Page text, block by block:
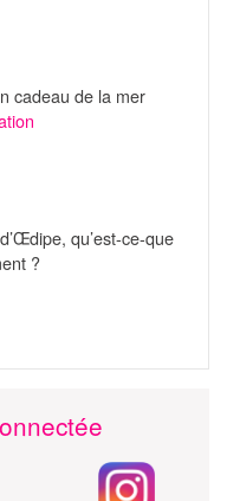
cadeau de la mer
qu’est-ce-que
?